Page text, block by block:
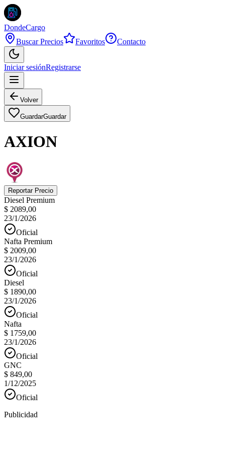
DondeCargo
Buscar Precios
Favoritos Contacto
Iniciar sesiónRegistrarse
Volver
GuardarGuardar
AXION
Reportar Precio
Diesel Premium
$ 2089,00
23/1/2026
Oficial
Nafta Premium
$ 2009,00
23/1/2026
Oficial
Diesel
$ 1890,00
23/1/2026
Oficial
Nafta
$ 1759,00
23/1/2026
Oficial
GNC
$ 849,00
1/12/2025
Oficial
Publicidad